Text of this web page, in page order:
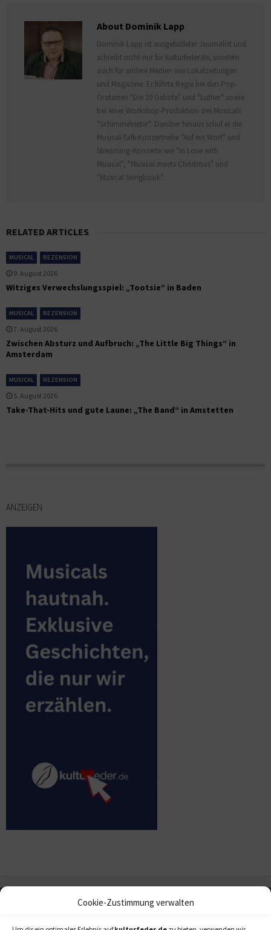
Cookie-Zustimmung verwalten
About Dominik Lapp
Dominik Lapp ist ausgebildeter Journalist und
schreibt nicht nur für kulturfeder.de, sondern
auch für andere Medien wie Lokalzeitungen
und Magazine. Er führte Regie bei den Pop-
Oratorien "Die 10 Gebote" und "Luther" sowie
bei einer Workshop-Produktion des Musicals
"Schimmelreiter". Darüber hinaus schuf er die
Musical-Talk-Konzertreihe "Auf ein Wort" und
Streaming-Konzerte wie "In Love with
Musical", "Musical meets Christmas" und
"Musical Songbook".
RELATED ARTICLES
MUSICAL REZENSION
9. August 2026
Witziges Verwechslungsspiel: „Tootsie“ in Baden
MUSICAL REZENSION
7. August 2026
Zwischen Absturz und Aufbruch: „The Little Big Things“ in
Amsterdam
MUSICAL REZENSION
5. August 2026
Take-That-Hits und gute Laune: „The Band“ in Amstetten
ANZEIGEN